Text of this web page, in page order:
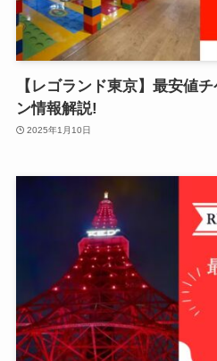
【レゴランド東京】最安値
ン情報解説!
2025年1月10日